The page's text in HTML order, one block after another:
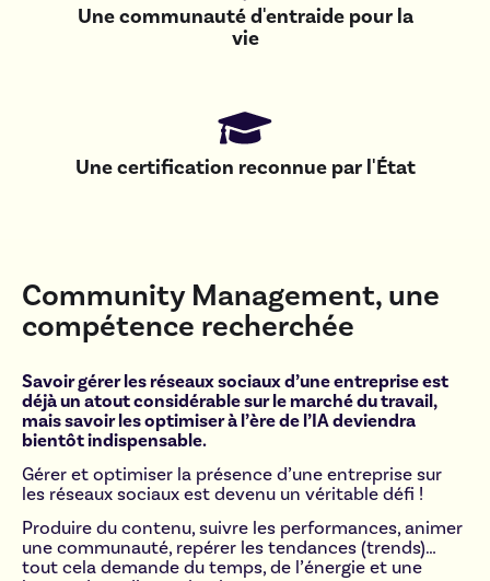
Une communauté d'entraide pour la
vie
Une certification reconnue par l'État
Community Management, une
compétence recherchée
Savoir gérer les réseaux sociaux d’une entreprise est
déjà un atout considérable sur le marché du travail,
mais savoir les optimiser à l’ère de l’IA deviendra
bientôt indispensable.
Gérer et optimiser la présence d’une entreprise sur
les réseaux sociaux est devenu un véritable défi !
Produire du contenu, suivre les performances, animer
une communauté, repérer les tendances (trends)…
tout cela demande du temps, de l’énergie et une